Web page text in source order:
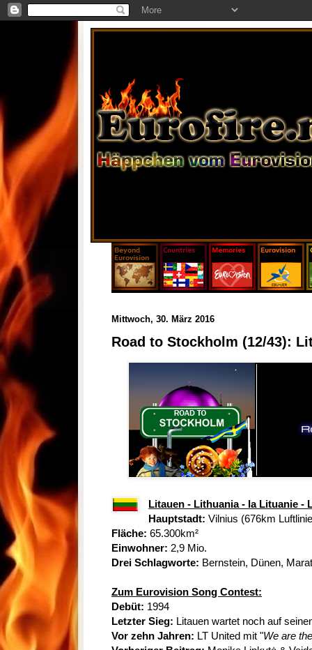
Mittwoch, 30. März 2016
Road to Stockholm (12/43):
Litauen - Lithuania - la Lituanie -
Hauptstadt: Vilnius (676km
Fläche: 65.300km²
Einwohner: 2,9 Mio.
Drei Schlagworte: Bernstein, Dünen,
Zum Eurovision Song Contest:
Debüt: 1994
Letzter Sieg: Litauen wartet noch auf
Vor zehn Jahren: LT United mit "We are